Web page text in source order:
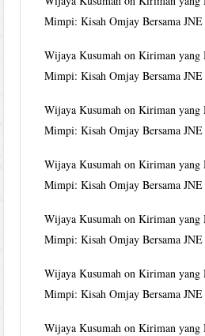
Mimpi: Kisah Omjay Bersama JNE
Wijaya Kusumah onKiriman yang
Mimpi: Kisah Omjay Bersama JNE
Wijaya Kusumah onKiriman yang
Mimpi: Kisah Omjay Bersama JNE
Wijaya Kusumah onKiriman yang
Mimpi: Kisah Omjay Bersama JNE
Wijaya Kusumah onKiriman yang
Mimpi: Kisah Omjay Bersama JNE
Wijaya Kusumah onKiriman yang
Mimpi: Kisah Omjay Bersama JNE
Wijaya Kusumah onKiriman yang